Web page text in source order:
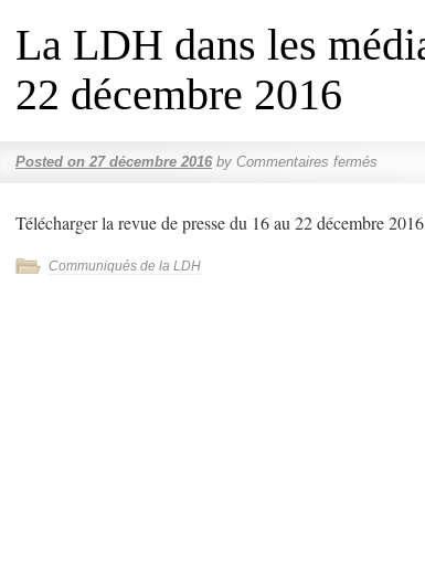
La LDH dans les
22 décembre 2016
Posted on 27 décembre 2016 by Commentaires fermés
Télécharger la revue de presse du 16 au 22 décembre
Communiqués de la LDH